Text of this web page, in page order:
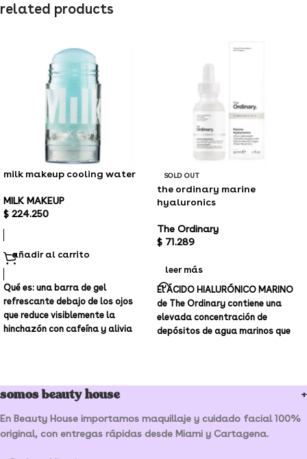
related products
milk makeup cooling water
MILK MAKEUP
$ 224.250
añadir al carrito
Qué es: una barra de gel
refrescante debajo de los ojos
que reduce visiblemente la
hinchazón con cafeína y alivia
SOLD OUT
the ordinary marine
hyaluronics
The Ordinary
$ 71.289
leer más
El ÁCIDO HIALURÓNICO MARINO
de The Ordinary contiene una
elevada concentración de
depósitos de agua marinos que
somos beauty house
En Beauty House importamos maquillaje y cuidado facial 100%
original, con entregas rápidas desde Miami y Cartagena.